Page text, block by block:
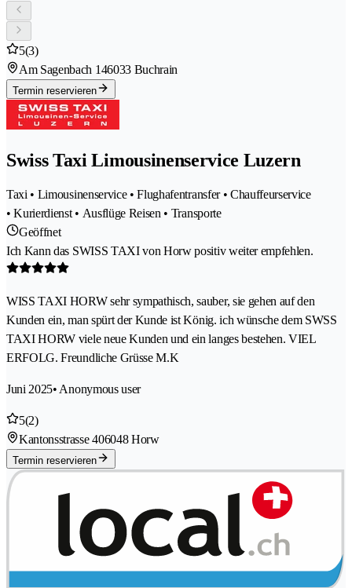
5(3)
Am Sagenbach 146033 Buchrain
Termin reservieren
Swiss Taxi Limousinenservice Luzern
Taxi • Limousinenservice • Flughafentransfer • Chauffeurservice
• Kurierdienst • Ausflüge Reisen • Transporte
Geöffnet
Ich Kann das SWISS TAXI von Horw positiv weiter empfehlen.
WISS TAXI HORW sehr sympathisch, sauber, sie gehen auf den
Kunden ein, man spürt der Kunde ist König. ich wünsche dem SWSS
TAXI HORW viele neue Kunden und ein langes bestehen. VIEL
ERFOLG. Freundliche Grüsse M.K
Juni 2025• Anonymous user
5(2)
Kantonsstrasse 406048 Horw
Termin reservieren